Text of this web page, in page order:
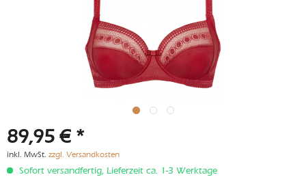
89,95 € *
inkl. MwSt. zzgl. Versandkosten
Sofort versandfertig, Lieferzeit ca. 1-3 Werktage